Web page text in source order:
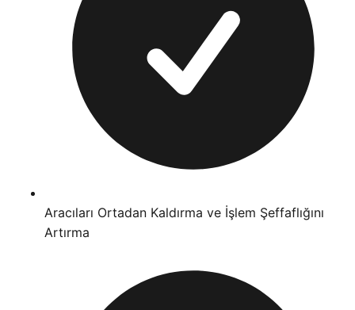
Aracıları Ortadan Kaldırma ve İşlem Şeffaflığını
Artırma